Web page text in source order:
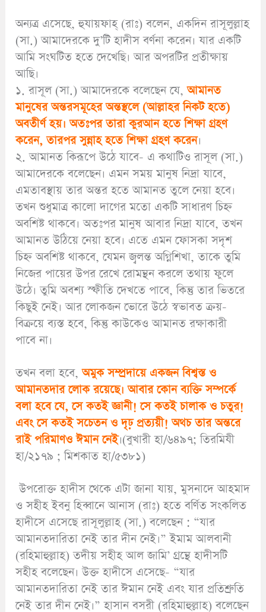
অন্যত্র এসেছে, হুযায়ফাহ্ (রাঃ) বলেন, একদিন রাসূলুল্লাহ
(সা.) আমাদেরকে দু’টি হাদীস বর্ণনা করেন। যার একটি
আমি সংঘটিত হতে দেখেছি। আর অপরটির প্রতীক্ষায়
আছি।
১. রাসূল (সা.) আমাদেরকে বলেছেন যে,আমানত
মানুষের অন্তরসমূহের অন্তস্থলে (আল্লাহর নিকট হতে)
অবতীর্ণ হয়। অতঃপর তারা কুরআন হতে শিক্ষা গ্রহণ
করেন, তারপর সুন্নাহ হতে শিক্ষা গ্রহণ করেন।
২. আমানত কিরূপে উঠে যাবে- এ কথাটিও রাসূল (সা.)
আমাদেরকে বলেছেন। এমন সময় মানুষ নিদ্রা যাবে,
এমতাবস্থায় তার অন্তর হতে আমানত তুলে নেয়া হবে।
তখন শুধুমাত্র কালো দাগের মতো একটি সাধারণ চিহ্ন
অবশিষ্ট থাকবে। অতঃপর মানুষ আবার নিদ্রা যাবে, তখন
আমানত উঠিয়ে নেয়া হবে। এতে এমন ফোসকা সদৃশ
চিহ্ন অবশিষ্ট থাকবে, যেমন জ্বলন্ত অগ্নিশিখা, তাকে তুমি
নিজের পায়ের উপর রেখে রোমন্থন করলে তথায় ফুলে
উঠে। তুমি অবশ্য স্ফীতি দেখতে পাবে, কিন্তু তার ভিতরে
কিছুই নেই। আর লোকজন ভোরে উঠে স্বভাবত ক্রয়-
বিক্রয়ে ব্যস্ত হবে, কিন্তু কাউকেও আমানত রক্ষাকারী
পাবে না।
তখন বলা হবে,অমুক সম্প্রদায়ে একজন বিশ্বস্ত ও
আমানতদার লোক রয়েছে। আবার কোন ব্যক্তি সম্পর্কে
বলা হবে যে, সে কতই জ্ঞানী! সে কতই চালাক ও চতুর!
এবং সে কতই সচেতন ও দৃঢ় প্রত্যয়ী! অথচ তার অন্তরে
রাই পরিমাণও ঈমান নেই।(বুখারী হা/৬৪৯৭; তিরমিযী
হা/২১৭৯ ; মিশকাত হা/৫৩৮১)
উপরোক্ত হাদীস থেকে এটা জানা যায়, মুসনাদে আহমাদ
ও সহীহ ইবনু হিব্বানে আনাস (রাঃ) হতে বর্ণিত সংকলিত
হাদীসে এসেছে রাসূলুল্লাহ (সা.) বলেছেন : “যার
আমানতদারিতা নেই তার দীন নেই।” ইমাম আলবানী
(রহিমাহুল্লাহ) তদীয় সহীহ আল জামি’ গ্রন্থে হাদীসটি
সহীহ বলেছেন। উক্ত হাদীসে এসেছে- “যার
আমানতদারিতা নেই তার ঈমান নেই এবং যার প্রতিশ্রুতি
নেই তার দীন নেই।” হাসান বসরী (রহিমাহুল্লাহ) বলেছেন